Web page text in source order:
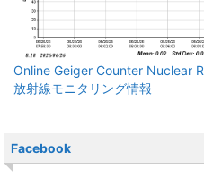
Online Geiger Counter Nuclear
放射線モニタリング情報
Facebook